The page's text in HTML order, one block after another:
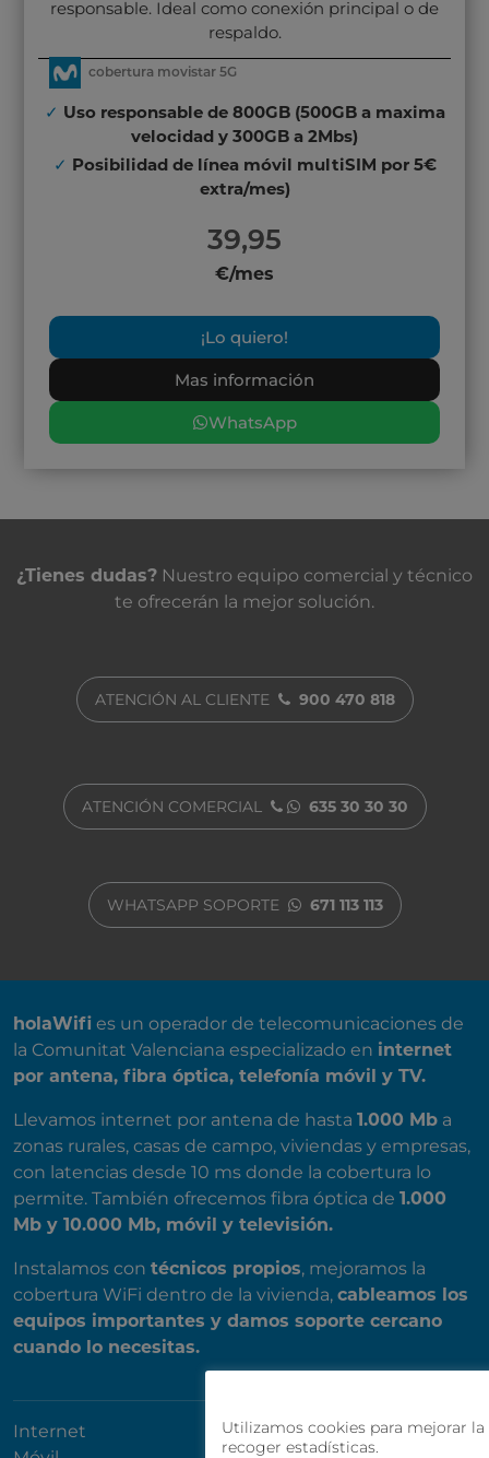
responsable. Ideal como conexión principal o de
respaldo.
cobertura movistar 5G
✓ Uso responsable de 800GB (500GB a maxima
velocidad y 300GB a 2Mbs)
✓ Posibilidad de línea móvil multiSIM por 5€
extra/mes)
39,95
€/mes
¡Lo quiero!
Mas información
WhatsApp
Contacta con nosotros
¿Tienes dudas? Nuestro equipo comercial y técnico
te ofrecerán la mejor solución.
ATENCIÓN AL CLIENTE 900 470 818
ATENCIÓN COMERCIAL 635 30 30 30
WHATSAPP SOPORTE 671 113 113
holaWifi es un operador de telecomunicaciones de
la Comunitat Valenciana especializado en internet
por antena, fibra óptica, telefonía móvil y TV.
Llevamos internet por antena de hasta 1.000 Mb a
zonas rurales, casas de campo, viviendas y empresas,
con latencias desde 10 ms donde la cobertura lo
permite. También ofrecemos fibra óptica de 1.000
Mb y 10.000 Mb, móvil y televisión.
Instalamos con técnicos propios, mejoramos la
cobertura WiFi dentro de la vivienda, cableamos los
equipos importantes y damos soporte cercano
cuando lo necesitas.
Internet
Utilizamos cookies para mejorar la
recoger estadísticas.